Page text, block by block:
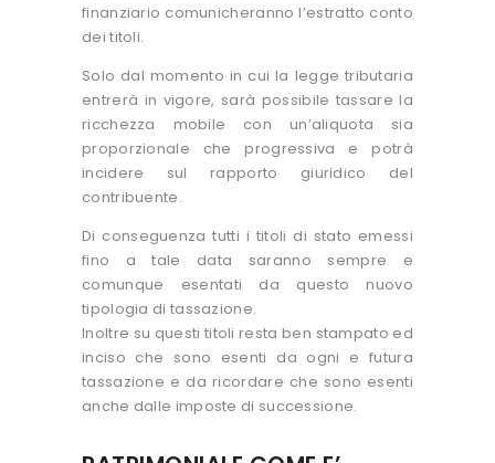
finanziario comunicheranno l’estratto conto
dei titoli.
Solo dal momento in cui la legge tributaria
entrerà in vigore, sarà possibile tassare la
ricchezza mobile con un’aliquota sia
proporzionale che progressiva e potrà
incidere sul rapporto giuridico del
contribuente.
Di conseguenza tutti i titoli di stato emessi
fino a tale data saranno sempre e
comunque esentati da questo nuovo
tipologia di tassazione.
Inoltre su questi titoli resta ben stampato ed
inciso che sono esenti da ogni e futura
tassazione e da ricordare che sono esenti
anche dalle imposte di successione.